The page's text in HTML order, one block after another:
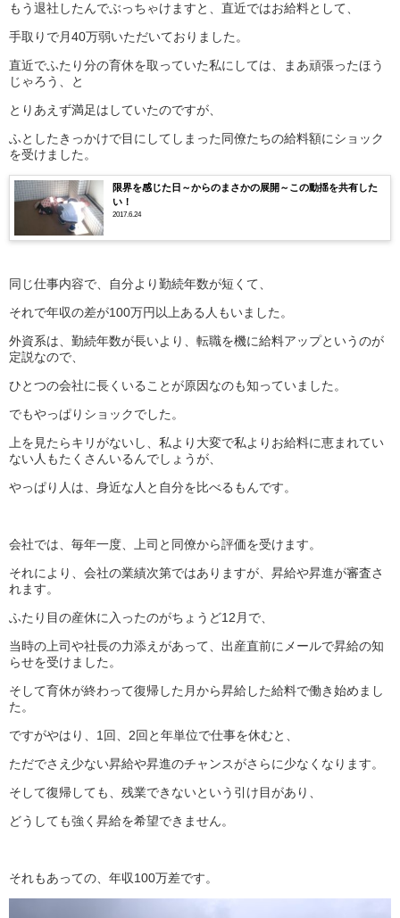
もう退社したんでぶっちゃけますと、直近ではお給料として、
手取りで月40万弱いただいておりました。
直近でふたり分の育休を取っていた私にしては、まあ頑張ったほう
じゃろう、と
とりあえず満足はしていたのですが、
ふとしたきっかけで目にしてしまった同僚たちの給料額にショック
を受けました。
限界を感じた日～からのまさかの展開～この動揺を共有した
い！
2017.6.24
同じ仕事内容で、自分より勤続年数が短くて、
それで年収の差が100万円以上ある人もいました。
外資系は、勤続年数が長いより、転職を機に給料アップというのが
定説なので、
ひとつの会社に長くいることが原因なのも知っていました。
でもやっぱりショックでした。
上を見たらキリがないし、私より大変で私よりお給料に恵まれてい
ない人もたくさんいるんでしょうが、
やっぱり人は、身近な人と自分を比べるもんです。
会社では、毎年一度、上司と同僚から評価を受けます。
それにより、会社の業績次第ではありますが、昇給や昇進が審査さ
れます。
ふたり目の産休に入ったのがちょうど12月で、
当時の上司や社長の力添えがあって、出産直前にメールで昇給の知
らせを受けました。
そして育休が終わって復帰した月から昇給した給料で働き始めまし
た。
ですがやはり、1回、2回と年単位で仕事を休むと、
ただでさえ少ない昇給や昇進のチャンスがさらに少なくなります。
そして復帰しても、残業できないという引け目があり、
どうしても強く昇給を希望できません。
それもあっての、年収100万差です。